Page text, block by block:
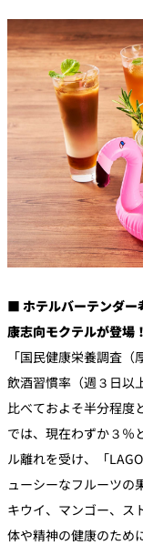
■ ホテルバーテンダー
康志向モクテルが登場！
「国民健康栄養調査
飲酒習慣率（週３日以
比べておよそ半分程度
では、現在わずか３％
ル離れを受け、「
ューシーなフルーツの
キウイ、マンゴー、ス
体や精神の健康のため